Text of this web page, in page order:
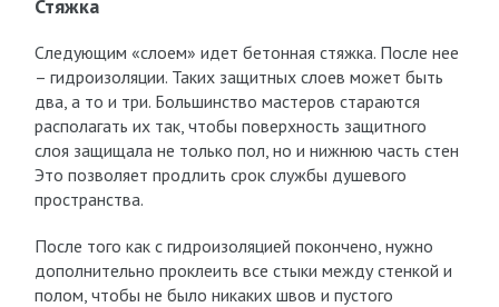
Стяжка
Следующим «слоем» идет бетонная стяжка. После нее
– гидроизоляции. Таких защитных слоев может быть
два, а то и три. Большинство мастеров стараются
располагать их так, чтобы поверхность защитного
слоя защищала не только пол, но и нижнюю часть стен
Это позволяет продлить срок службы душевого
пространства.
После того как с гидроизоляцией покончено, нужно
дополнительно проклеить все стыки между стенкой и
полом, чтобы не было никаких швов и пустого